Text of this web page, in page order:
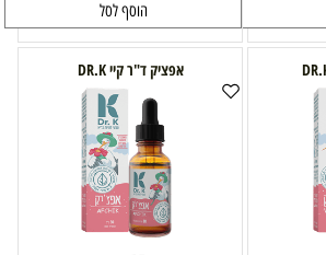
הוסף לסל
אפציק ד"ר קיי DR.K